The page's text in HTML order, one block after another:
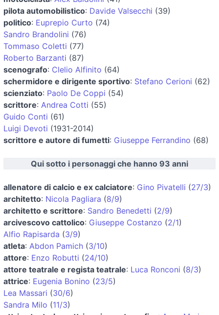
pilota automobilistico: Davide Valsecchi (39)
politico: Euprepio Curto (74)
Sandro Brandolini (76)
Tommaso Coletti (77)
Roberto Barzanti (87)
scenografo: Clelio Alfinito (64)
schermidore e dirigente sportivo: Stefano Cerioni (62)
scienziato: Paolo De Coppi (54)
scrittore: Andrea Cotti (55)
Guido Conti (61)
Luigi Devoti (1931-2014)
scrittore e autore di fumetti: Giuseppe Ferrandino (68)
Qui sotto i personaggi che hanno 93 anni
allenatore di calcio e ex calciatore: Gino Pivatelli (27/3)
architetto: Nicola Pagliara (8/9)
architetto e scrittore: Sandro Benedetti (2/9)
arcivescovo cattolico: Giuseppe Costanzo (2/1)
Alfio Rapisarda (3/9)
atleta: Abdon Pamich (3/10)
attore: Enzo Robutti (24/10)
attore teatrale e regista teatrale: Luca Ronconi (8/3)
attrice: Eugenia Bonino (23/5)
Lea Massari (30/6)
Sandra Milo (11/3)